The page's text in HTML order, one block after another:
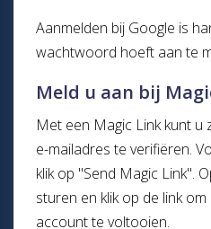
Aanmelden bij Google is
wachtwoord hoeft aan te
Meld u aan bij
Met een Magic Link kunt
e-mailadres te verifiëren.
klik op "Send Magic Link".
sturen en klik op de link
account te voltooien.